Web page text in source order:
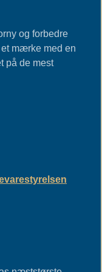
og forbedre
mærke med en
på de mest